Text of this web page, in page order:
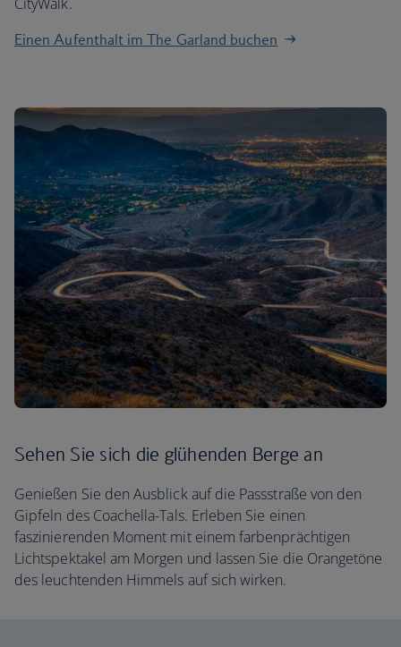
Einen Aufenthalt im The Garland buchen
Sehen Sie sich die glühenden Berge an
Genießen Sie den Ausblick auf die Passstraße von den
Gipfeln des Coachella-Tals. Erleben Sie einen
faszinierenden Moment mit einem farbenprächtigen
Lichtspektakel am Morgen und lassen Sie die Orangetöne
des leuchtenden Himmels auf sich wirken.